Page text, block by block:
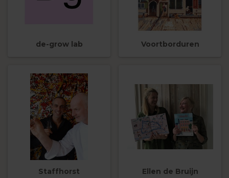
de-grow lab Voortborduren
Staffhorst Ellen de Bruijn